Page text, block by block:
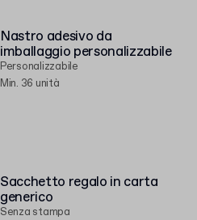
Nastro adesivo da
imballaggio personalizzabile
Personalizzabile
Min. 36 unità
Sacchetto regalo in carta
generico
Senza stampa